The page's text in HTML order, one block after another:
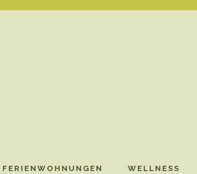
FERIENWOHNUNGEN WELLNESS